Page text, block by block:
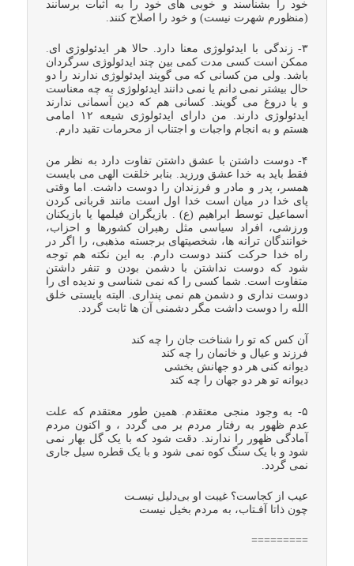
خود را بشناسند و خوبی های خود را به اثبات برسانند
(منظورم شهرت نیست) و خود را اصلاح کنند.
۳- زندگی با ایدئولوژی معنا دارد. حالا هر ایدئولوژی ای.
ممکن است کسی مدت کمی بین چند ایدئولوژی سرگردان
باشد. ولی من کسانی که می گویند ایدئولوژی ندارند را دو
حال بیشتر نمی دانم یا نمی دانند ایدئولوژی به چه معناست
و یا دروغ می گویند. کسانی هم که دین آسمانی ندارند
ایدئولوژی دارند. من دارای ایدئولوژی شیعه ۱۲ امامی
هستم و به انجام واجبات و اجتناب از محرمات تقید دارم.
۴- دوست داشتن با عشق داشتن تفاوت دارد به نظر من
فقط باید به خدا عشق ورزید. بنابر خلقت الهی می بایست
همسر، پدر و مادر و فرزندان را دوست داشت. اما وقتی
پای خدا در میان است خدا اول است مانند قربانی کردن
اسماعیل توسط ابراهیم (ع) . بازیگران فیلمها یا بازیکنان
ورزشی، افراد سیاسی مثل رهبران کشورها و احزاب،
خوانندگان ترانه ها، شخصیتهای برجسته مذهبی، را اگر در
راه خدا حرکت کنند دوست دارم. به این نکته هم توجه
شود که دوست نداشتن با دشمن بودن و تنفر داشتن
متفاوت است. شما کسی را که نمی شناسی و ندیده ای را
دوست نداری و دشمن هم نمی پنداری. البته بایستی خلق
الله را دوست داشت مگر دشمنی آن ها ثابت گردد.
آن کس که تو را شناخت جان را چه کند
فرزند و عیال و خانمان را چه کند
دیوانه کنی هر دو جهانش بخشی
دیوانه تو هر دو جهان را چه کند
۵- به وجود منجی معتقدم. همین طور معتقدم که علت
عدم ظهور به رفتار مردم بر می گردد ، و اکنون مردم
آمادگی ظهور را ندارند. دقت شود که با یک گل بهار نمی
شود و با یک سنگ کوه نمی شود و با یک قطره سیل جاری
نمی گردد.
عیب از کجاست؟ غیبت او بی‌دلیل نیسـت
چون ذاتا آفـتاب، به مردم بخیل نیست
=========